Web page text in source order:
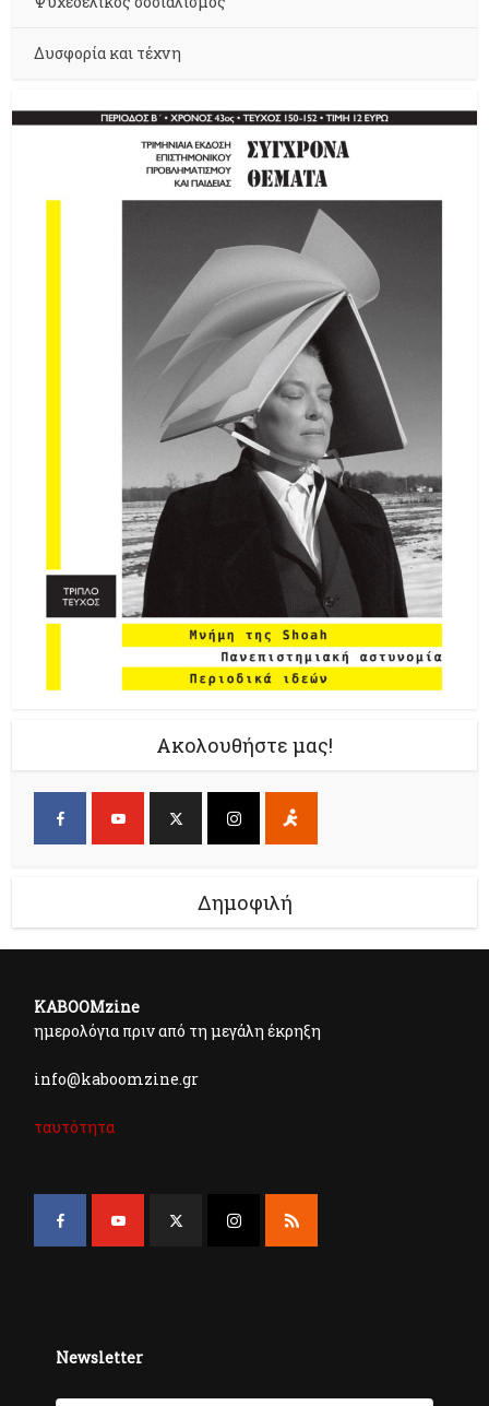
Δυσφορία και τέχνη
Ακολουθήστε μας!
Δημοφιλή
KABOOMzine
ημερολόγια πριν από τη μεγάλη έκρηξη
info@kaboomzine.gr
ταυτότητα
Newsletter